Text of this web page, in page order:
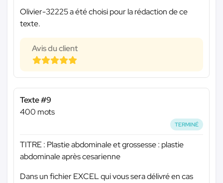
Olivier-32225 a été choisi pour la rédaction de ce
texte.
Avis du client
Texte #9
400 mots
TERMINÉ
TITRE : Plastie abdominale et grossesse : plastie
abdominale après cesarienne
Dans un fichier EXCEL qui vous sera délivré en cas